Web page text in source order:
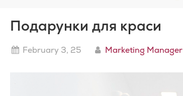
Подарунки для краси
February 3, 25 Marketing Manager